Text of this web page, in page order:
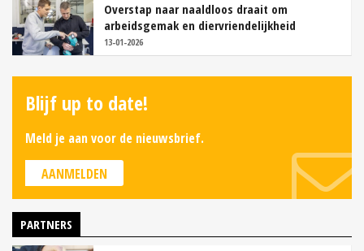
Overstap naar naaldloos draait om
arbeidsgemak en diervriendelijkheid
13-01-2026
Blijf up to date!
Meld je aan voor de nieuwsbrief.
AANMELDEN
PARTNERS